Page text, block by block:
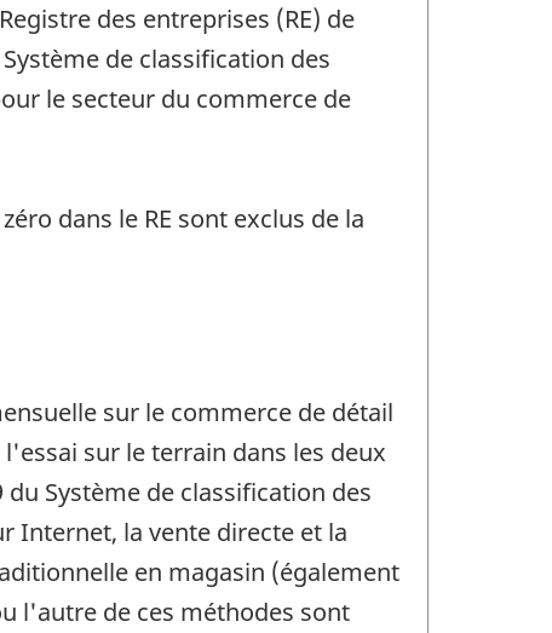
des entreprises (RE) de
de classification des
le secteur du commerce de
dans le RE sont exclus de la
sur le commerce de détail
sur le terrain dans les deux
du Système de classification des
Internet, la vente directe et la
en magasin (également
l'autre de ces méthodes sont